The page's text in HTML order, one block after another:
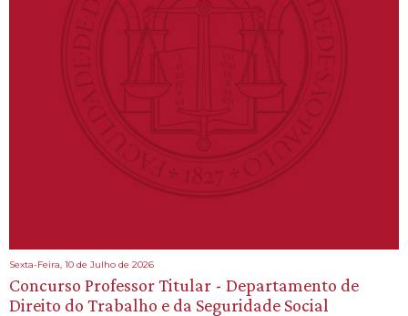
Sexta-Feira, 10 de Julho de 2026
Concurso Professor Titular - Departamento de
Direito do Trabalho e da Seguridade Social